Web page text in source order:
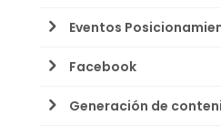
Eventos
Facebook
Generación de